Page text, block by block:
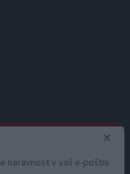
×
naravnost v vaš e-poštni